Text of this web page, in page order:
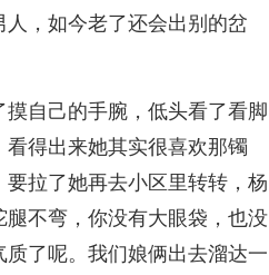
，如今老了还会出别的岔
自己的手腕，低头看了看脚
得出来她其实很喜欢那镯
拉了她再去小区里转转，杨
不弯，你没有大眼袋，也没
了呢。我们娘俩出去溜达一